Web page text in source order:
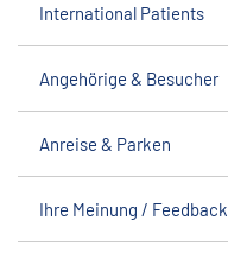
International Patients
Angehörige & Besucher
Anreise & Parken
Ihre Meinung / Feedback